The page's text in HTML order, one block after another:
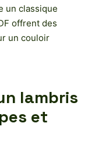
un classique
offrent des
un couloir
lambris
et